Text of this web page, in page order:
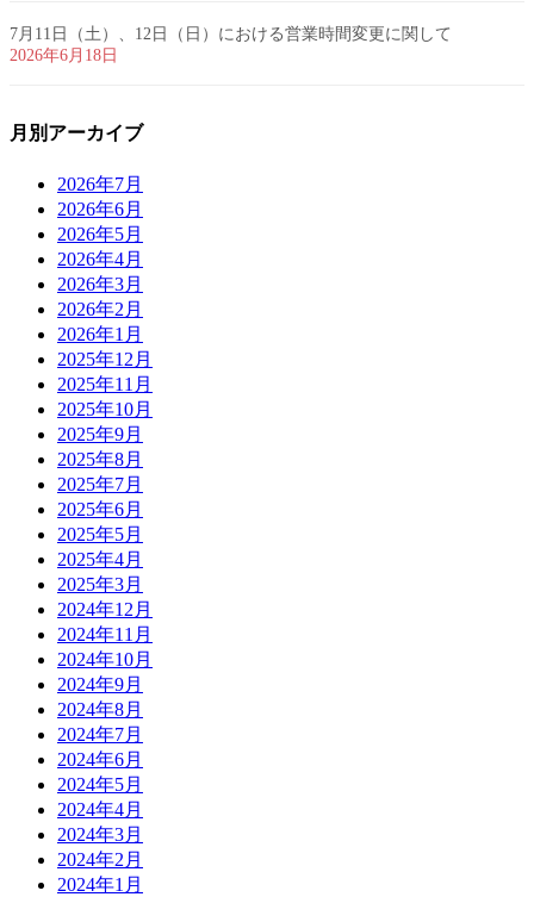
7月11日（土）、12日（日）における営業時間変更に関して
2026年6月18日
月別アーカイブ
2026年7月
2026年6月
2026年5月
2026年4月
2026年3月
2026年2月
2026年1月
2025年12月
2025年11月
2025年10月
2025年9月
2025年8月
2025年7月
2025年6月
2025年5月
2025年4月
2025年3月
2024年12月
2024年11月
2024年10月
2024年9月
2024年8月
2024年7月
2024年6月
2024年5月
2024年4月
2024年3月
2024年2月
2024年1月